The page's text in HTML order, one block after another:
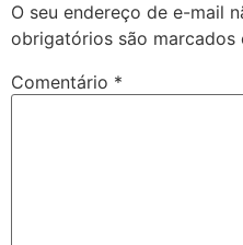
O seu endereço de e-mail
obrigatórios são marcados
Comentário *